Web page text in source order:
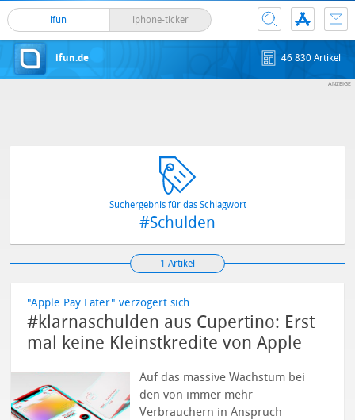
ifun iphone-ticker
ifun.de 46 830 Artikel
Suchergebnis für das Schlagwort
#Schulden
1 Artikel
"Apple Pay Later" verzögert sich
#klarnaschulden aus Cupertino: Erst
mal keine Kleinstkredite von Apple
Auf das massive Wachstum bei
den von immer mehr
Verbrauchern in Anspruch